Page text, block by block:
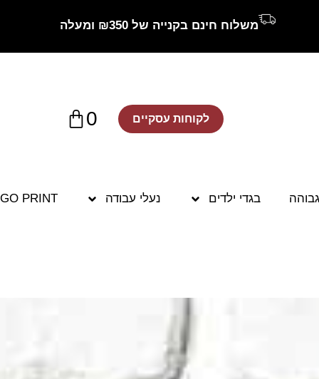
משלוח חינם בקנייה של ₪350 ומעלה
לקוחות עסקיים 0
בגדי ילדים נעלי עבודה PRINT